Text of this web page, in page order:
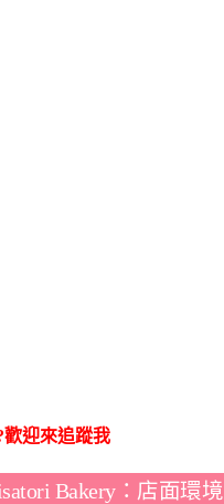
迎來追蹤我
Bakery：店面環境